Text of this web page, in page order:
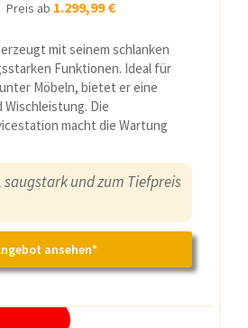
Preis ab 1.299,99 €
mit seinem schlanken
Funktionen. Ideal für
Möbeln, bietet er eine
Die
macht die Wartung
und zum Tiefpreis
ansehen*